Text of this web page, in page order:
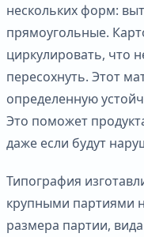
нескольких форм:
прямоугольные.
циркулировать, что
пересохнуть. Этот
определенную
Это поможет
даже если будут
Типография
крупными партиями
размера партии,